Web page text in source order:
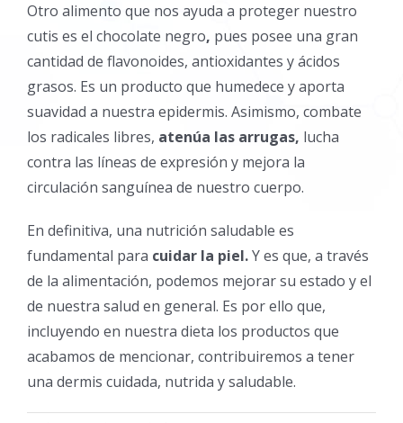
Otro alimento que nos ayuda a proteger nuestro
cutis es el chocolate negro, pues posee una gran
cantidad de flavonoides, antioxidantes y ácidos
grasos. Es un producto que humedece y aporta
suavidad a nuestra epidermis. Asimismo, combate
los radicales libres, atenúa las arrugas, lucha
contra las líneas de expresión y mejora la
circulación sanguínea de nuestro cuerpo.
En definitiva, una nutrición saludable es
fundamental para cuidar la piel.Y es que, a través
de la alimentación, podemos mejorar su estado y el
de nuestra salud en general. Es por ello que,
incluyendo en nuestra dieta los productos que
acabamos de mencionar, contribuiremos a tener
una dermis cuidada, nutrida y saludable.